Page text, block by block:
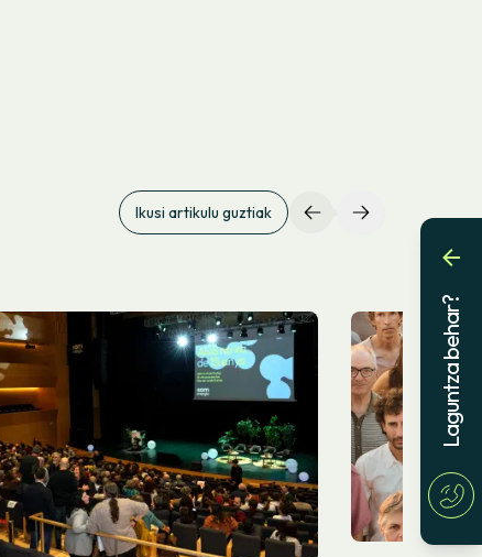
Ikusi artikulu guztiak
Laguntza behar?